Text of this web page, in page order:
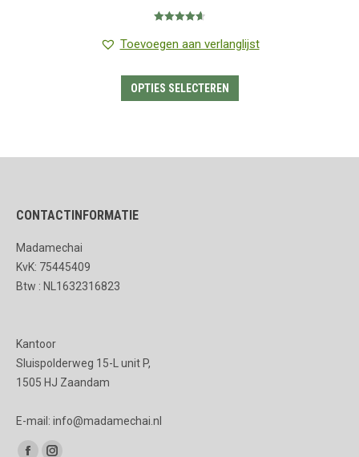
€7.95
4.67uit 5
Toevoegen aan verlanglijst
OPTIES SELECTEREN
CONTACTINFORMATIE
Madamechai
KvK: 75445409
Btw : NL1632316823
Kantoor
Sluispolderweg 15-L unit P,
1505 HJ Zaandam
E-mail: info@madamechai.nl
Vind ons op: